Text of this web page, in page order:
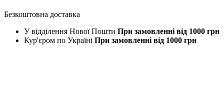
Безкоштовна доставка
У відділення Нової Пошти При замовленні від 1000 грн
Кур'єром по Україні При замовленні від 1000 грн